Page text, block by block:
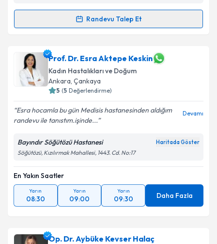
Randevu Talep Et
Randevu Takvimi Talebi
Op. Dr. Nurdagül Sibel Estiiçin randevu takvimi
talebi oluşturun. Size bu uzmandan randevu almanız
için bir takvim hazırlandığında e-posta ile
bilgilendireceğiz.
E-posta Adresiniz
Kişisel verilerimin işlenmesine ilişkin
kapsamda işlenmesini kabul ediyorum.
Takvim Talebini Gönder
Prof. Dr. Esra Aktepe Keskin
Kadın Hastalıkları ve Doğum
Ankara, Çankaya
5 (5 Değerlendirme)
Esra hocamla bu gün Medisis hastanesinden aldığım
randevu ile tanıstım.işinde...
Devamı
Bayındır Söğütözü Hastanesi Haritada Göster
Söğütözü, Kızılırmak Mahallesi, 1443. Cd. No:17
En Yakın Saatler
Yarın
08:30
Yarın
09:00
Yarın
09:30 Daha Fazla
Op. Dr. Aybüke Kevser Halaç